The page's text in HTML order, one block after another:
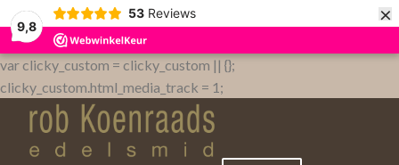
9,8
53 Reviews ×
var clicky_custom = clicky_custom || {};
clicky_custom.html_media_track = 1;